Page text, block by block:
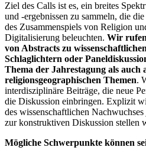
Ziel des Calls ist es, ein breites
und -ergebnissen zu sammeln, die
des Zusammenspiels von Religion
Digitalisierung beleuchten. Wir
von Abstracts zu
Schlaglichtern oder
Thema der Jahrestagung als auch
religionsgeographischen Themen.
interdisziplinäre Beiträge, die neue
die Diskussion einbringen. Explizit
des wissenschaftlichen
zur konstruktiven Diskussion stellen
Mögliche Schwerpunkte können